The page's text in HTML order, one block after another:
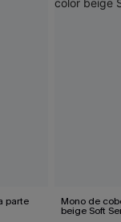
parte Mono de
beige Soft